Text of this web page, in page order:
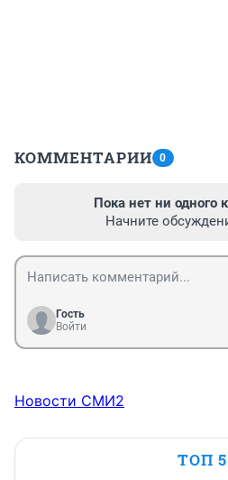
КОММЕНТАРИИ 0
Пока нет ни одного
Начните
Гость
Войти
Новости СМИ2
ТОП 5